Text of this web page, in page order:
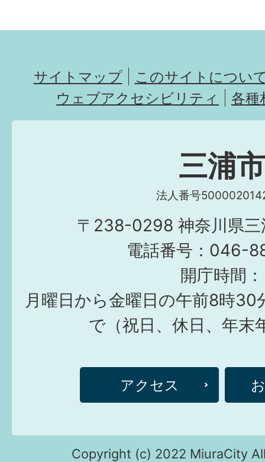
サイトマップ
このサイトについ
ウェブアクセシビリティ
各種
三浦市
法人番号
〒238-0298 神奈川県三
電話番号：046-
開庁時間：
月曜日から金曜日の午前8時30
で（祝日、休日、年末
アクセス
Copyright (c) 2022 MiuraCity